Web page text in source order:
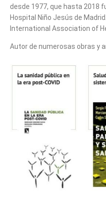
desde 1977, que hasta 2018
Hospital Niño Jesús de
International Association of
Autor de numerosas obras y